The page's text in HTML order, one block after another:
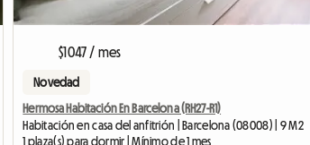
$1047 / mes
Novedad
Hermosa Habitación En Barcelona (RH27-R1)
Habitación en casa del anfitrión | Barcelona (08008) | 9 M2
1 plaza(s) para dormir | Mínimo de 1 mes